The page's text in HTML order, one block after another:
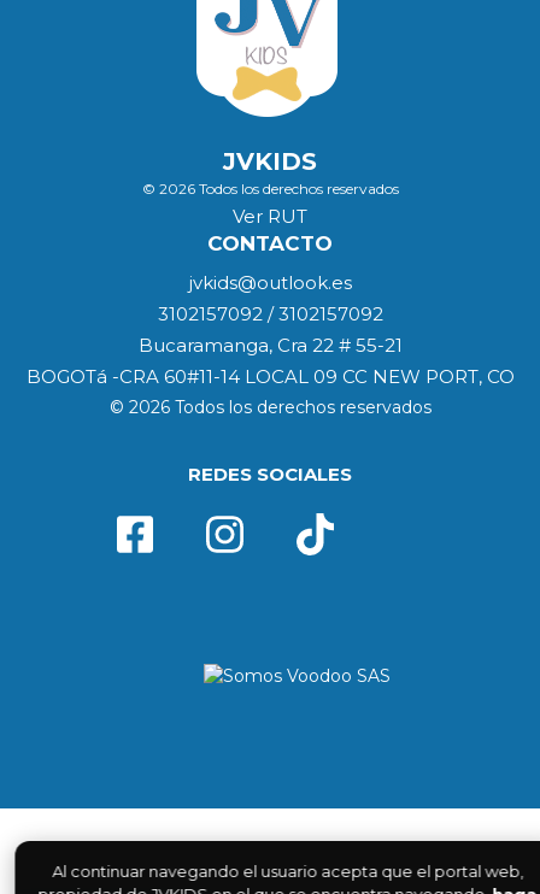
JVKIDS
© 2026 Todos los derechos reservados
Ver RUT
CONTACTO
jvkids@outlook.es
3102157092 / 3102157092
Bucaramanga, Cra 22 # 55-21
BOGOTá -CRA 60#11-14 LOCAL 09 CC NEW PORT, CO
© 2026 Todos los derechos reservados
REDES SOCIALES
Al continuar navegando el usuario acepta que el portal web,